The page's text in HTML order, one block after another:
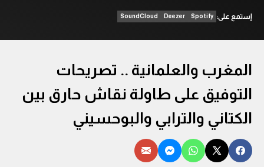
إستمع على: Spotify
Deezer
SoundCloud
المغرب والعلمانية .. تصريحات
التوفيق على طاولة نقاش حارق بين
الكتاني والترابي والبوحسيني